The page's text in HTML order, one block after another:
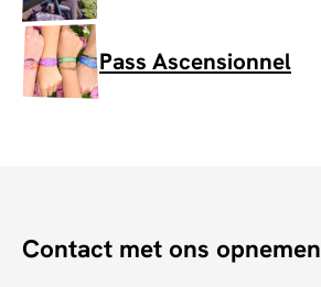
Pass Ascensionnel
Contact met ons opnemen